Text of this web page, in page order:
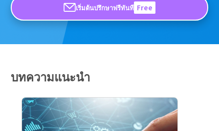
เริ่มต้นปรึกษาฟรีทันที Free
บทความแนะนำ